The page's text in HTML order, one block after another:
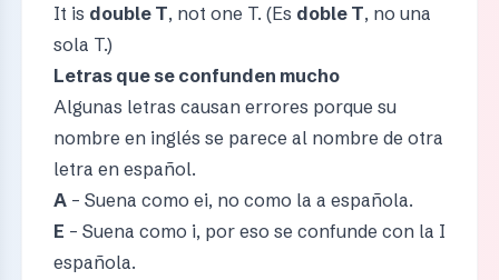
It is double T, not one T. (Es doble T, no una
sola T.)
Letras que se confunden mucho
Algunas letras causan errores porque su
nombre en inglés se parece al nombre de otra
letra en español.
A– Suena como ei, no como la a española.
E – Suena como i, por eso se confunde con la I
española.